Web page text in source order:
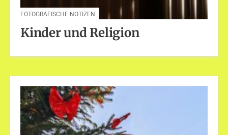
FOTOGRAFISCHE NOTIZEN
Kinder und Religion